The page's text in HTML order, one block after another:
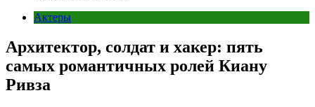
Актеры
Архитектор, солдат и хакер: пять
самых романтичных ролей Киану
Ривза